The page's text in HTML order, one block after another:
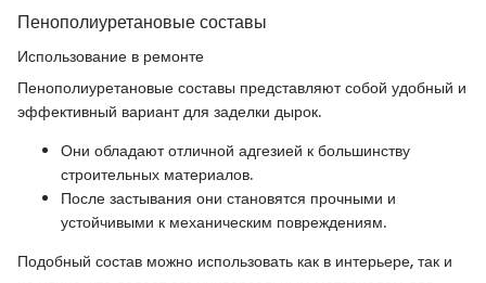
Пенополиуретановые составы
Использование в ремонте
Пенополиуретановые составы представляют собой удобный и
эффективный вариант для заделки дырок.
Они обладают отличной адгезией к большинству
строительных материалов.
После застывания они становятся прочными и
устойчивыми к механическим повреждениям.
Подобный состав можно использовать как в интерьере, так и